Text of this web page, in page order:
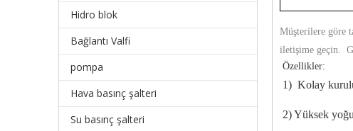
Hidro blok
Bağlantı Valfi
pompa
Hava basınç şalteri
Su basınç şalteri
Müşterilere göre
iletişime geçin.
Özellikler:
1) Kolay
2) Yüksek